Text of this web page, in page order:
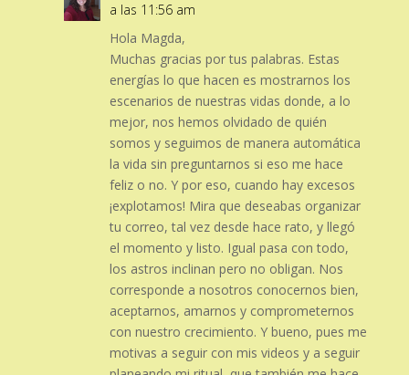
a las 11:56 am
Hola Magda,
Muchas gracias por tus palabras. Estas
energías lo que hacen es mostrarnos los
escenarios de nuestras vidas donde, a lo
mejor, nos hemos olvidado de quién
somos y seguimos de manera automática
la vida sin preguntarnos si eso me hace
feliz o no. Y por eso, cuando hay excesos
¡explotamos! Mira que deseabas organizar
tu correo, tal vez desde hace rato, y llegó
el momento y listo. Igual pasa con todo,
los astros inclinan pero no obligan. Nos
corresponde a nosotros conocernos bien,
aceptarnos, amarnos y comprometernos
con nuestro crecimiento. Y bueno, pues me
motivas a seguir con mis videos y a seguir